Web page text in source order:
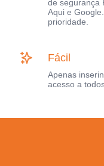
de segurança
Aqui e
prioridade.
Fácil
Apenas
acesso a